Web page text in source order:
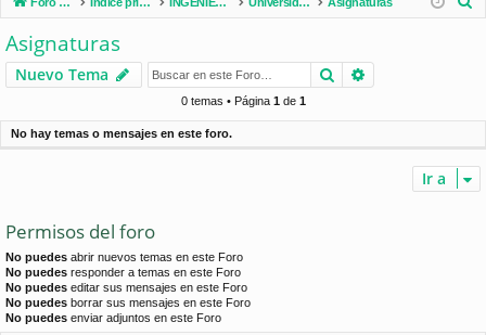
es
rá
pi
d
ifi
e
ra
r
Asignaturas
Nuevo Tema Buscar
0 temas • Página 1de 1
No hay temas o mensajes en este foro.
Ir a
Permisos del foro
No puedes abrir nuevos temas en este Foro
No puedes responder a temas en este Foro
No puedes editar sus mensajes en este Foro
No puedes borrar sus mensajes en este Foro
No puedes enviar adjuntos en este Foro